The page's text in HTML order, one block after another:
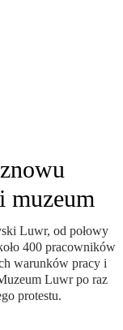
muzeum
Luwr, od połowy
400 pracowników
warunków pracy i
Luwr po raz
protestu.